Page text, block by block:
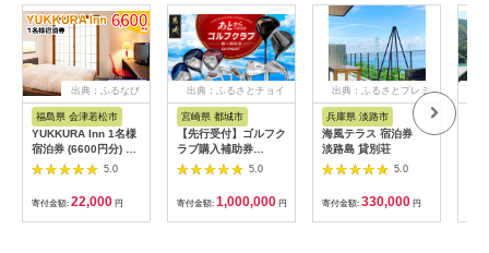
出典：ふるなび
福島県 会津若松市
YUKKURA Inn 1名様
宿泊券 (6600円分) ワ
ーケーションお試しプ
ラン｜東北 福島県 会
津若松市 東山温泉 旅
行 クーポン 利用券
[0800]
5.0
寄付金額: 22,000 円
出典：ふるさとチョイ
ス
宮崎県 都城市
【先行受付】ゴルフク
ラブ購入補助券
300,000円_GI-
C701_(都城市) ゴルフ
ゴルフクラブ ダンロ
ップ ゼクシオ スリク
ソン クリーブランド
5.0
寄付金額: 1,000,000 円
出典：ふるさとプレミ
アム
兵庫県 淡路市
海風テラス 宿泊券
淡路島 貸別荘
5.0
寄付金額: 330,000 円